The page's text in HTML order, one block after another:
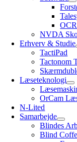
NVDA
Erhverv & Studie
TactiPad
Tactonom
Læseteknologi
OrCam
N-Lited
Samarbejde
Blindes
Blind